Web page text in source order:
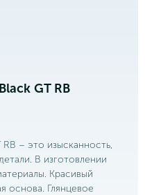
GT RB
– это изысканность,
В изготовлении
Красивый
основа. Глянцевое